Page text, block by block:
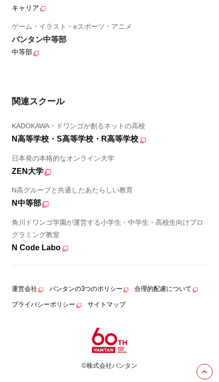
キャリア
ゲーム・イラスト・eスポーツ・アニメ
バンタン中等部
中等部
関連スクール
KADOKAWA・ドワンゴが創るネットの高校
N高等学校・S高等学校・R高等学校
日本発の本格的なオンライン大学
ZEN大学
N高グループと共通したあたらしい教育
N中等部
角川ドワンゴ学園が運営する小学生・中学生・高校生向けプロ
グラミング教室
N Code Labo
運営会社 バンタンの3つのポリシー 合理的配慮について
プライバシーポリシー サイトマップ
©株式会社バンタン